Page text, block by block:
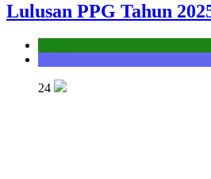
Lulusan PPG Tahun
24